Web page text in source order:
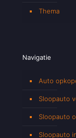
Thema
Navigatie
Auto
Sloopauto
Sloopauto
Sloopauto